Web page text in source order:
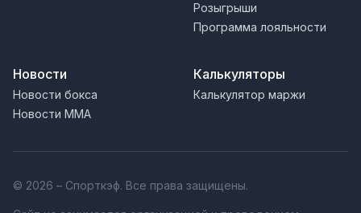
Розыгрыши
Программа лояльности
Новости
Новости бокса
Новости MMA
Калькуляторы
Калькулятор маржи
© 2026 – Спорткэф. Все права защищены.